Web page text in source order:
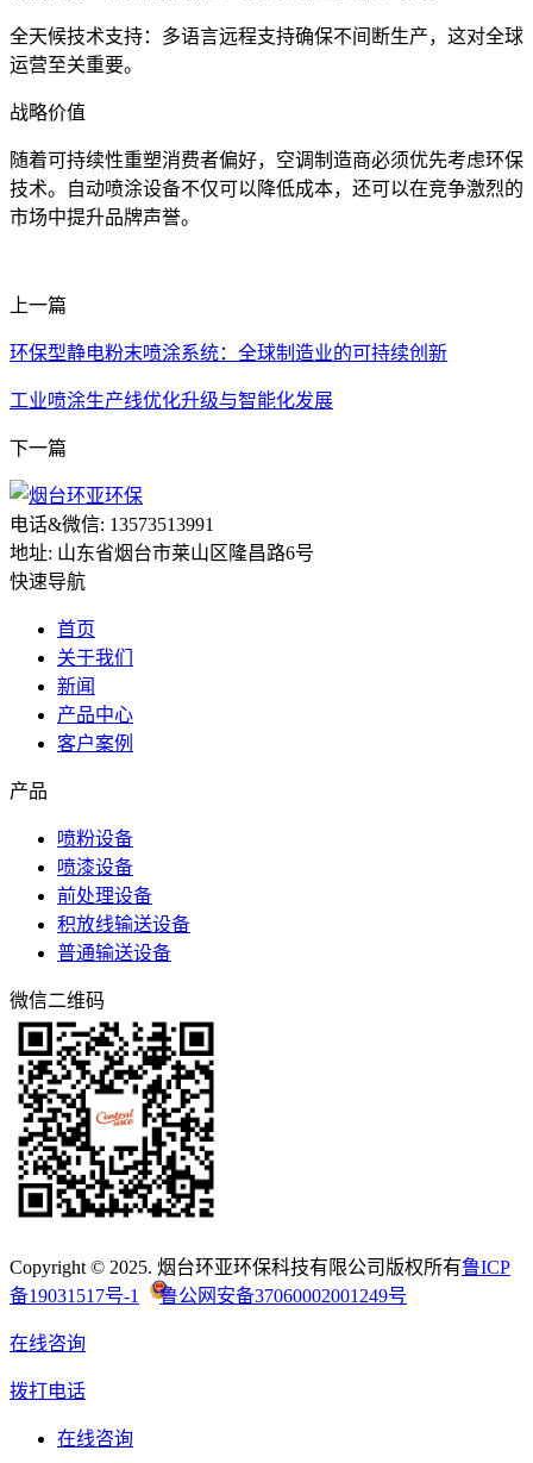
全天候技术支持：多语言远程支持确保不间断生产，这对全球
运营至关重要。
战略价值
随着可持续性重塑消费者偏好，空调制造商必须优先考虑环保
技术。自动喷涂设备不仅可以降低成本，还可以在竞争激烈的
市场中提升品牌声誉。
上一篇
环保型静电粉末喷涂系统：全球制造业的可持续创新
工业喷涂生产线优化升级与智能化发展
下一篇
电话&微信: 13573513991
地址: 山东省烟台市莱山区隆昌路6号
快速导航
首页
关于我们
新闻
产品中心
客户案例
产品
喷粉设备
喷漆设备
前处理设备
积放线输送设备
普通输送设备
微信二维码
Copyright © 2025. 烟台环亚环保科技有限公司版权所有鲁ICP
备19031517号-1
鲁公网安备37060002001249号
在线咨询
拨打电话
在线咨询